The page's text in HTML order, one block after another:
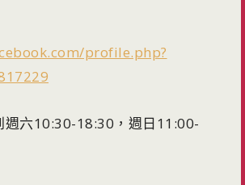
profile.php?
週六10:30-18:30，週日11:00-